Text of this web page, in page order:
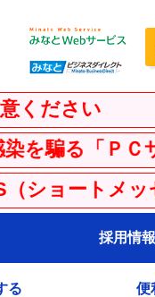
Ｃサポート詐
ッセージサー
採用情報
る 便